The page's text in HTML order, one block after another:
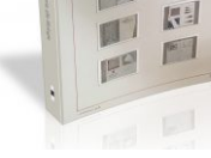
Aggiungi al